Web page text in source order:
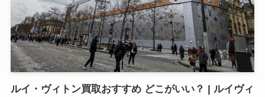
ルイ・ヴィトン買取おすすめ どこがいい？ | ルイヴィ